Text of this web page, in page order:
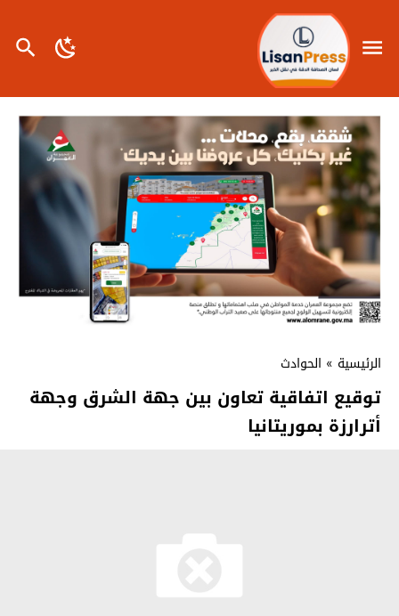
الرئيسية » الحوادث
توقيع اتفاقية تعاون بين جهة الشرق وجهة
أترارزة بموريتانيا